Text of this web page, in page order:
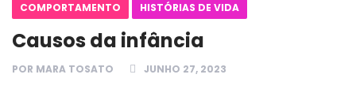
COMPORTAMENTO HISTÓRIAS DE VIDA
Causos da infância
POR MARA TOSATO JUNHO 27, 2023